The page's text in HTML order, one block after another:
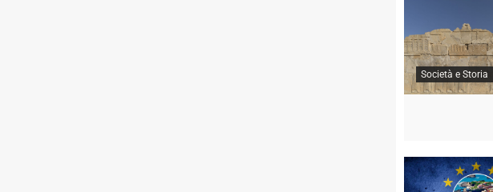
Società e Storia